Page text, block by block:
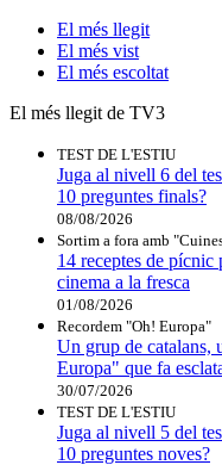
El més llegit
El més vist
El més escoltat
El més llegit de TV3
TEST DE L'ESTIU
Juga al nivell 6 del
10 preguntes finals?
08/08/2026
Sortim a fora amb
14 receptes de pícnic
cinema a la fresca
01/08/2026
Recordem "Oh! Europa"
Un grup de catalans,
Europa" que fa
30/07/2026
TEST DE L'ESTIU
Juga al nivell 5 del
10 preguntes noves?